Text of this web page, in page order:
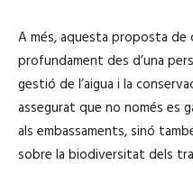
A més, aquesta proposta de
profundament des d’una
gestió de l’aigua i la
assegurat que no només es
als embassaments, sinó
sobre la biodiversitat dels